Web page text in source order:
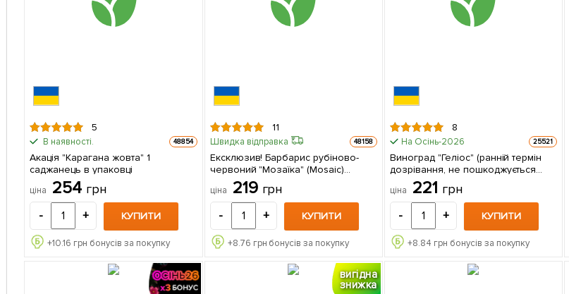
5
В наявності. 48854
Акація "Карагана жовта" 1
саджанець в упаковці
ціна 254 грн
- + КУПИТИ
+10.16 грн бонусів за покупку
11
Швидка відправка 48158
Ексклюзив! Барбарис рубіново-
червоний "Мозаїка" (Mosaic)
(преміальний морозостійкий сорт) 1
саджанець в упаковці
ціна 219 грн
- + КУПИТИ
+8.76 грн бонусів за покупку
8
На Осінь-2026 25521
Виноград "Геліос" (ранній термін
дозрівання, не пошкоджується
осами) 1 саджанець в упаковці
ціна 221 грн
- + КУПИТИ
+8.84 грн бонусів за покупку
вигідна
знижка